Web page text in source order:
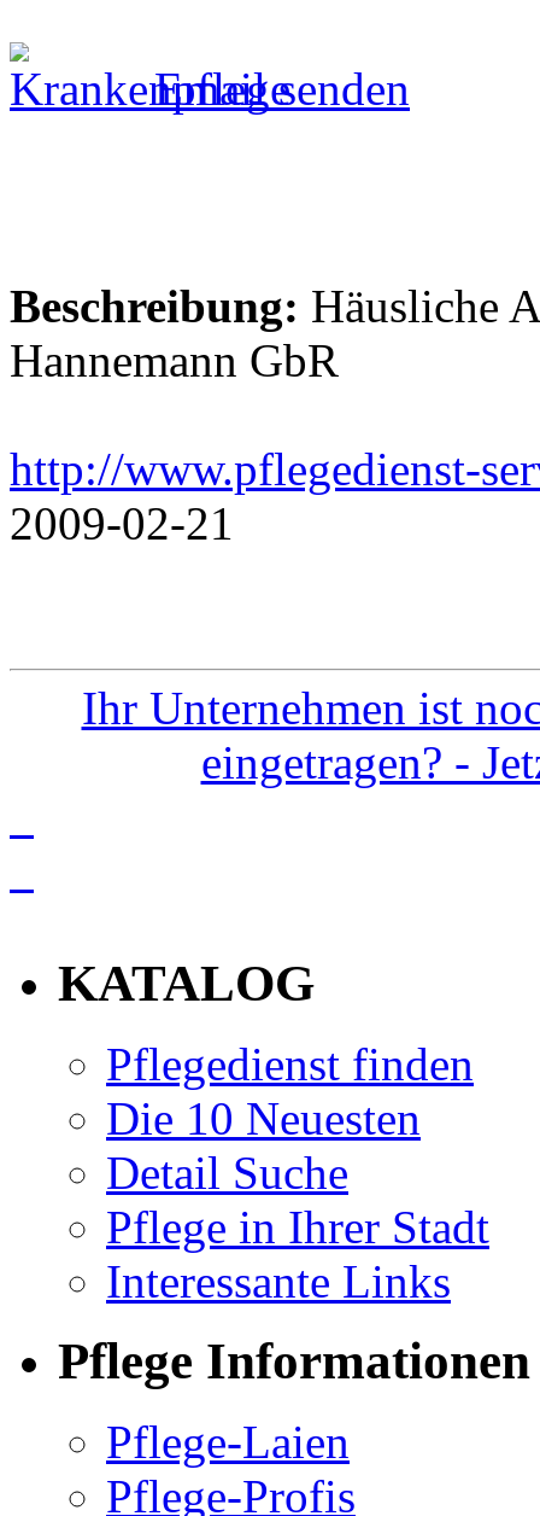
Email senden
Beschreibung: Häusliche
Hannemann GbR
http://www.pflegedienst-
2009-02-21
Ihr Unternehmen ist
eingetragen? -
KATALOG
Pflegedienst finden
Die 10 Neuesten
Detail Suche
Pflege in Ihrer Stadt
Interessante Links
Pflege Informationen
Pflege-Laien
Pflege-Profis